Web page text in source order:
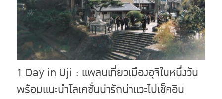
1 Day in Uji : แพลนเที่ยวเมืองอุจิในหนึ่งวัน
พร้อมแนะนำโลเคชั่นน่ารักน่าแวะไปเช็คอิน